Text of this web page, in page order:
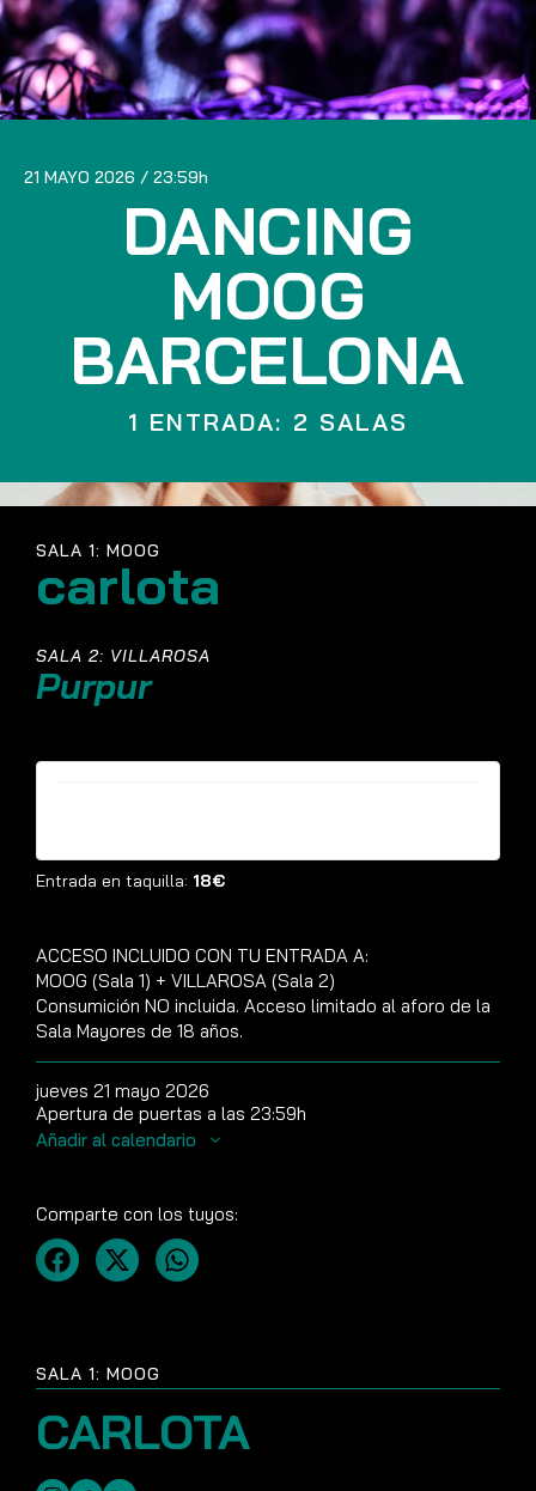
21 MAYO 2026 23:59
DANCING
MOOG
BARCELONA
1 ENTRADA: 2 SALAS
SALA 1: MOOG
CARLOTA
SALA 1: MOOG
carlota
SALA 2: VILLAROSA
Purpur
Entrada en taquilla: 18€
ACCESO INCLUIDO CON TU ENTRADA A:
MOOG (Sala 1) + VILLAROSA (Sala 2)
Consumición NO incluida. Acceso limitado al aforo de la
Sala Mayores de 18 años.
jueves 21 mayo 2026
Apertura de puertas a las 23:59h
Añadir al calendario
Comparte con los tuyos: